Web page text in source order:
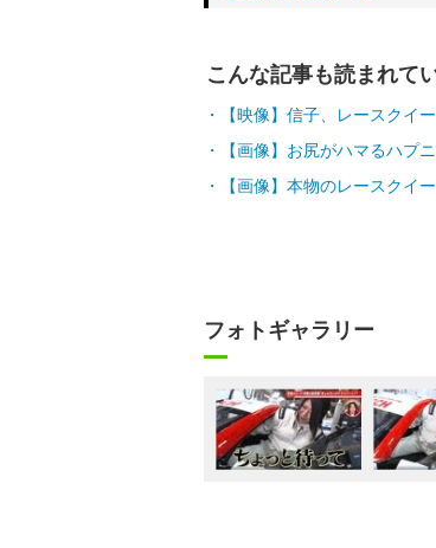
こんな記事も読まれて
【映像】信子、レースクイ
【画像】お尻がハマるハプ
【画像】本物のレースクイ
フォトギャラリー